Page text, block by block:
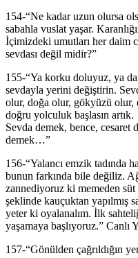
154-“Ne kadar uzun olursa
sabahla vuslat yaşar.
İçimizdeki umutları her daim
sevdası değil midir?”
155-“Ya korku doluyuz, ya
sevdayla yerini değiştirin.
olur, doğa olur, gökyüzü
doğru yolculuk başlasın artık.
Sevda demek, bence, cesaret
demek…”
156-“Yalancı emzik tadında
bunun farkında bile değiliz.
zannediyoruz ki memeden
şeklinde kauçuktan yapılmış
yeter ki oyalanalım. İlk
yaşamaya başlıyoruz.” Canlı
157-“Gönülden çağrıldığın